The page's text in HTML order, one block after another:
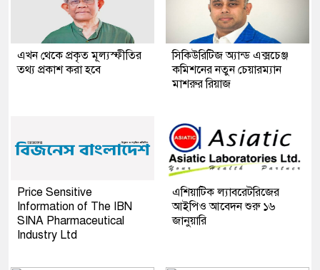
এখন থেকে প্রকৃত মূল্যস্ফীতির
তথ্য প্রকাশ করা হবে
সিকিউরিটিজ অ্যান্ড এক্সচেঞ্জ
কমিশনের নতুন চেয়ারম্যান
মাশরুর রিয়াজ
Price Sensitive
Information of The IBN
SINA Pharmaceutical
Industry Ltd
এশিয়াটিক ল্যাবরেটরিজের
আইপিও আবেদন শুরু ১৬
জানুয়ারি